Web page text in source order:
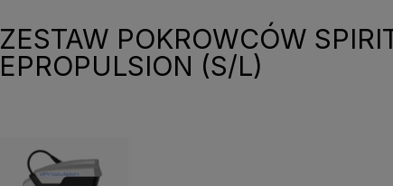
ZESTAW POKROWCÓW
EPROPULSION (S/L)